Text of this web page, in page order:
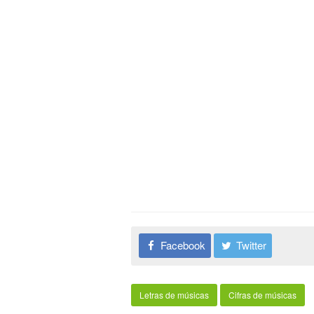
Facebook Twitter
Letras de músicas Cifras de músicas